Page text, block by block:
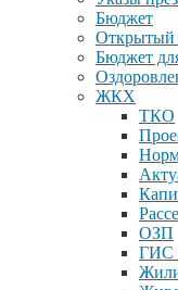
Бюджет
Открытый
Бюджет
ЖКХ
ТКО
ОЗП